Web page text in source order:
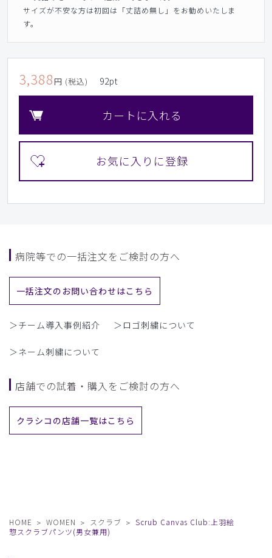
サイズが不安な方は初回は「丈詰め無し」をお勧めいたしま
す。
3,388 円 (税込) 92pt
カートに入れる
病院等での一括注文をご検討の方へ
一括注文のお問い合わせはこちら
＞チーム導入事例紹介 ＞ロゴ刺繍について
＞ネーム刺繍について
店舗での試着・購入をご検討の方へ
クラシコの店舗一覧はこちら
HOME WOMEN スクラブ
Scrub Canvas Club:上羽絵
惣スクラブパンツ(男女兼用)